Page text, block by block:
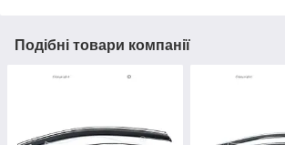
Подібні товари компанії